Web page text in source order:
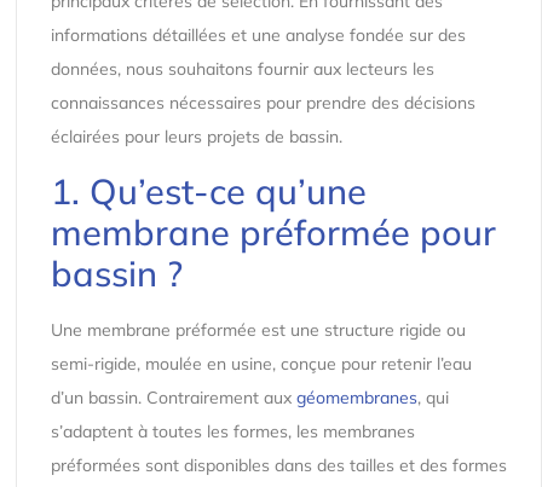
informations détaillées et une analyse fondée sur des
données, nous souhaitons fournir aux lecteurs les
connaissances nécessaires pour prendre des décisions
éclairées pour leurs projets de bassin.
1. Qu’est-ce qu’une
membrane préformée pour
bassin ?
Une membrane préformée est une structure rigide ou
semi-rigide, moulée en usine, conçue pour retenir l’eau
d’un bassin. Contrairement aux géomembranes, qui
s’adaptent à toutes les formes, les membranes
préformées sont disponibles dans des tailles et des formes